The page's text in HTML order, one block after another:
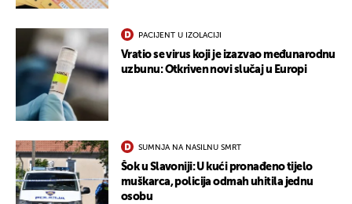
PACIJENT U IZOLACIJI
Vratio se virus koji je izazvao međunarodnu
uzbunu: Otkriven novi slučaj u Europi
SUMNJA NA NASILNU SMRT
Šok u Slavoniji: U kući pronađeno tijelo
muškarca, policija odmah uhitila jednu
osobu